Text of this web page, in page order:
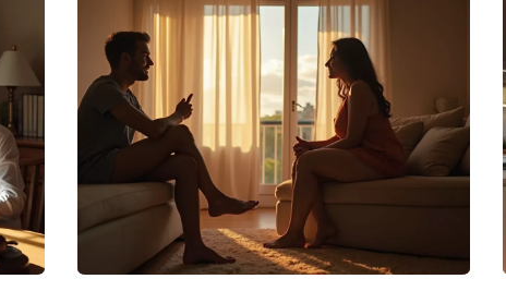
financiera, se siente culpable por no poder cuidar del legado
aspectos de su vida.
ser una experiencia llena de conflictos emocionales profundos
la venta del inmueble puede paralizar incluso las
Es esencial recordar que estos sentimientos son válidos y
en esta situación emocionalmente complicada,